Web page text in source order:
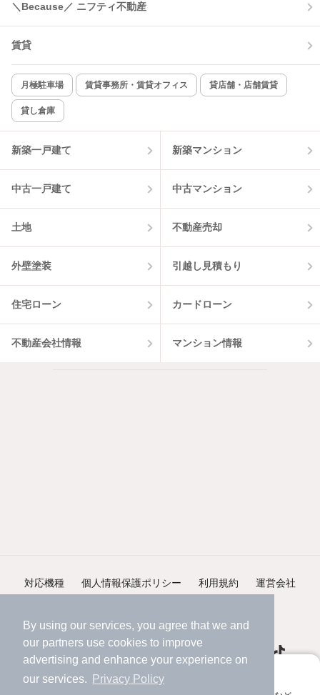
By using our services, you agree that we and
our partners use cookies to improve
advertising and enhance your experience on
our services.
Privacy Policy
アプリに切り替えて、サクサクお部屋探し
コンロ2口以上
新着のみ インターネット無料
該当件数:
物件一覧に反映
＼Because／ ニフティ不動産
賃貸
月極駐車場 賃貸事務所・賃貸オフィス 貸店舗・店舗賃貸
貸し倉庫
新築一戸建て 新築マンション
中古一戸建て 中古マンション
土地 不動産売却
外壁塗装 引越し見積もり
住宅ローン カードローン
不動産会社情報 マンション情報
対応機種 個人情報保護ポリシー 利用規約 運営会社